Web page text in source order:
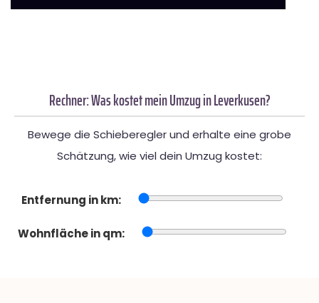
Rechner: Was kostet mein Umzug in Leverkusen?
Bewege die Schieberegler und erhalte eine grobe
Schätzung, wie viel dein Umzug kostet:
Entfernung in km:
Wohnfläche in qm: